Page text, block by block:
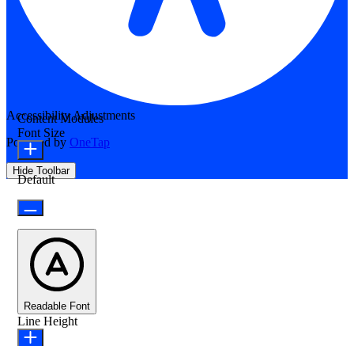
Accessibility Adjustments
Powered by OneTap
Hide Toolbar
Content Modules
Font Size
Default
Readable Font
Line Height